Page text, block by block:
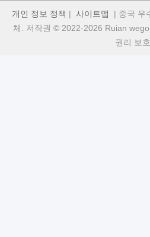
개인 정보 정책 | 사이트맵 | 중국 우
체. 저작권 © 2022-2026 Ruian
권리 보호